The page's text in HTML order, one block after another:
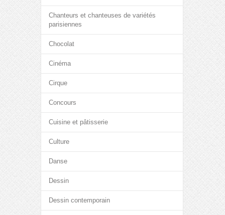
Chanteurs et chanteuses de variétés
parisiennes
Chocolat
Cinéma
Cirque
Concours
Cuisine et pâtisserie
Culture
Danse
Dessin
Dessin contemporain